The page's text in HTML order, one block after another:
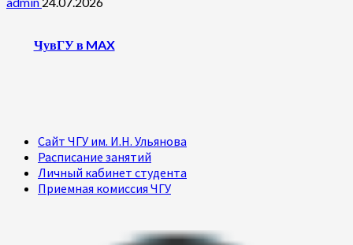
ЧувГУ в MAX
Сайт ЧГУ им. И.Н. Ульянова
Расписание занятий
Личный кабинет студента
Приемная комиссия ЧГУ